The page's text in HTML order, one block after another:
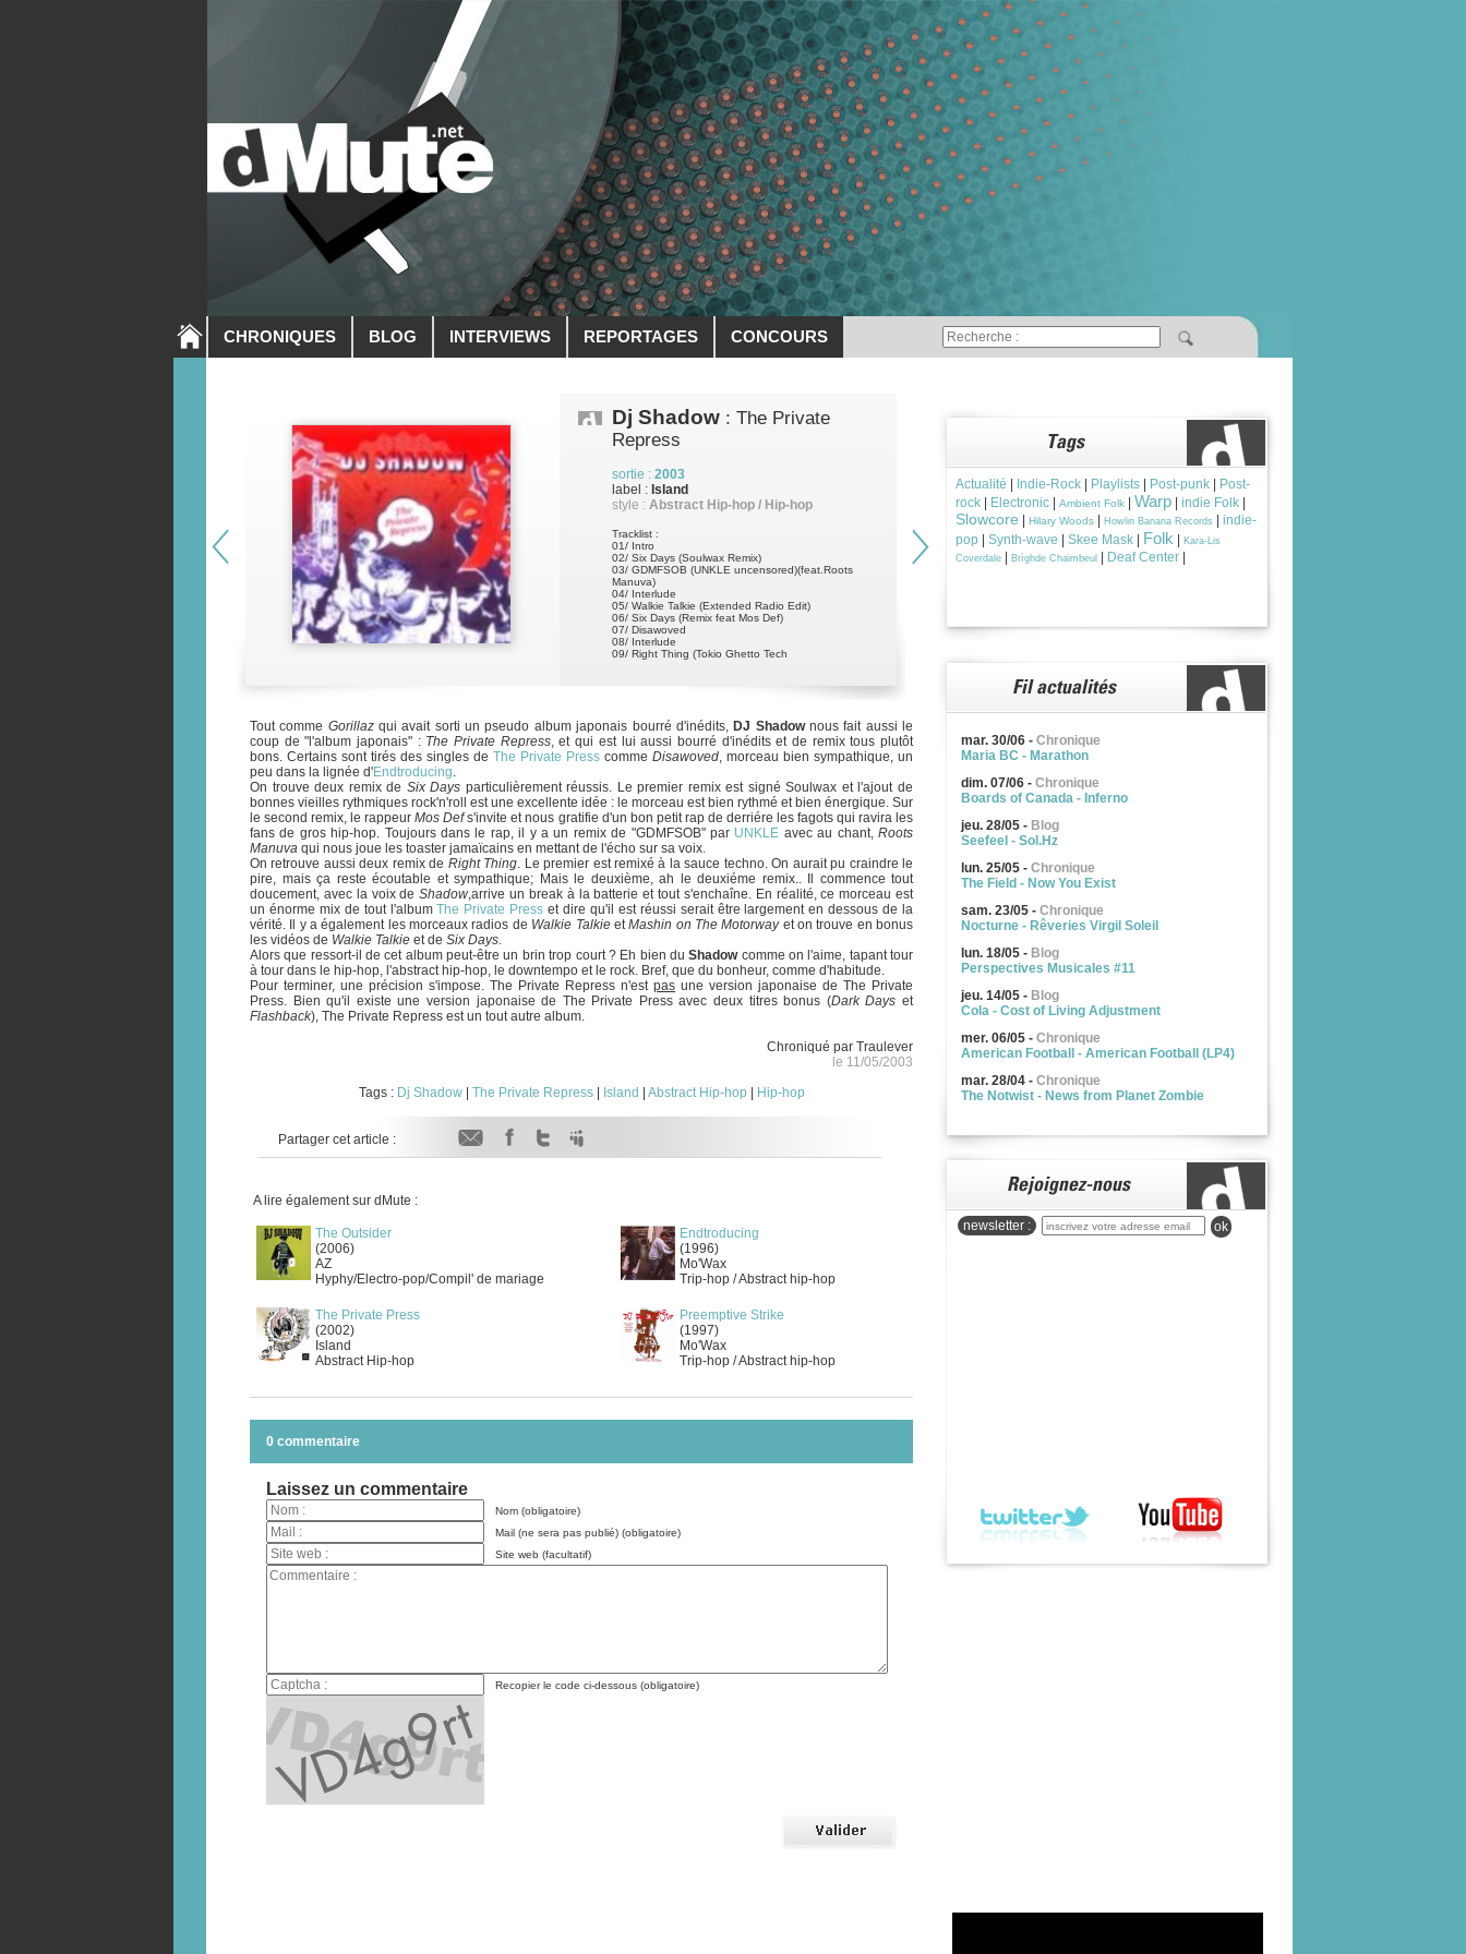
CHRONIQUES BLOG INTERVIEWS REPORTAGES CONCOURS
Dj Shadow : The Private
Repress
sortie : 2003
label : Island
style : Abstract Hip-hop / Hip-hop
Tracklist :
01/ Intro
02/ Six Days (Soulwax Remix)
03/ GDMFSOB (UNKLE uncensored)(feat.Roots
Manuva)
04/ Interlude
05/ Walkie Talkie (Extended Radio Edit)
06/ Six Days (Remix feat Mos Def)
07/ Disawoved
08/ Interlude
09/ Right Thing (Tokio Ghetto Tech
Tout comme Gorillazqui avait sorti un pseudo album japonais bourré d'inédits, DJ Shadownous fait aussi le
coup de "l'album japonais" : The Private Repress, et qui est lui aussi bourré d'inédits et de remix tous plutôt
bons. Certains sont tirés des singles de The Private Press comme Disawoved, morceau bien sympathique, un
peu dans la lignée d'Endtroducing.
On trouve deux remix de Six Days particulièrement réussis. Le premier remix est signé Soulwax et l'ajout de
bonnes vieilles rythmiques rock'n'roll est une excellente idée : le morceau est bien rythmé et bien énergique. Sur
le second remix, le rappeurMos Defs'invite et nous gratifie d'un bon petit rap de derriére les fagots qui ravira les
fans de gros hip-hop. Toujours dans le rap, il y a un remix de "GDMFSOB" par UNKLE avec au chant,Roots
Manuva qui nous joue les toaster jamaïcains en mettant de l'écho sur sa voix.
On retrouve aussi deux remix de Right Thing. Le premier est remixé à la sauce techno. On aurait pu craindre le
pire, mais ça reste écoutable et sympathique; Mais le deuxième, ah le deuxiéme remix.. Il commence tout
doucement, avec la voix deShadow,arrive un break à la batterie et tout s'enchaîne. En réalité, ce morceau est
un énorme mix de tout l'albumThe Private Press et dire qu'il est réussi serait être largement en dessous de la
vérité. Il y a également les morceaux radios de Walkie TalkieetMashin on The Motorwayet on trouve en bonus
les vidéos de Walkie Talkie et de Six Days.
Alors que ressort-il de cet album peut-être un brin trop court ? Eh bien duShadowcomme on l'aime, tapant tour
à tour dans le hip-hop, l'abstract hip-hop, le downtempo et le rock. Bref, que du bonheur, comme d'habitude.
Pour terminer, une précision s'impose. The Private Repress n'est pas une version japonaise de The Private
Press. Bien qu'il existe une version japonaise de The Private Press avec deux titres bonus (Dark Days et
Flashback), The Private Repress est un tout autre album.
Chroniqué par Traulever
le 11/05/2003
Tags : Dj Shadow| The Private Repress| Island Abstract Hip-hop| Hip-hop
Partager cet article :
A lire également sur dMute :
The Outsider
(2006)
AZ
Hyphy/Electro-pop/Compil' de mariage
Endtroducing
(1996)
Mo'Wax
Trip-hop / Abstract hip-hop
The Private Press
(2002)
Island
Abstract Hip-hop
Preemptive Strike
(1997)
Mo'Wax
Trip-hop / Abstract hip-hop
0 commentaire
Laissez un commentaire
Nom (obligatoire)
Mail (ne sera pas publié) (obligatoire)
Site web (facultatif)
Recopier le code ci-dessous (obligatoire)
Actualité Indie-Rock Playlists Post-punk
Post-
rock
Electronic Ambient Folk Warp indie Folk
Slowcore Hilary Woods Howlin Banana Records
indie-
pop
Synth-wave Skee Mask Folk
Kara-Lis
Coverdale
Brìghde Chaimbeul Deaf Center
mar. 30/06 - Chronique
Maria BC - Marathon
dim. 07/06 - Chronique
Boards of Canada - Inferno
jeu. 28/05 - Blog
Seefeel - Sol.Hz
lun. 25/05 - Chronique
The Field - Now You Exist
sam. 23/05 - Chronique
Nocturne - Rêveries Virgil Soleil
lun. 18/05 - Blog
Perspectives Musicales #11
jeu. 14/05 - Blog
Cola - Cost of Living Adjustment
mer. 06/05 - Chronique
American Football - American Football (LP4)
mar. 28/04 - Chronique
The Notwist - News from Planet Zombie
newsletter : ok